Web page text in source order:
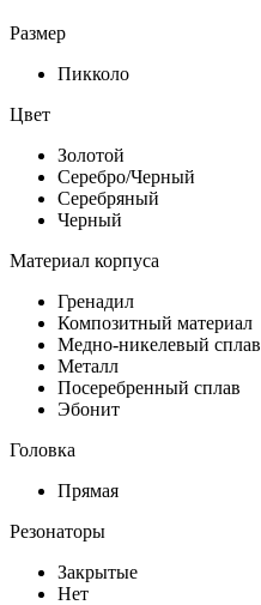
Размер
Пикколо
Цвет
Золотой
Серебро/Черный
Серебряный
Черный
Материал корпуса
Гренадил
Композитный материал
Медно-никелевый сплав
Металл
Посеребренный сплав
Эбонит
Головка
Прямая
Резонаторы
Закрытые
Нет